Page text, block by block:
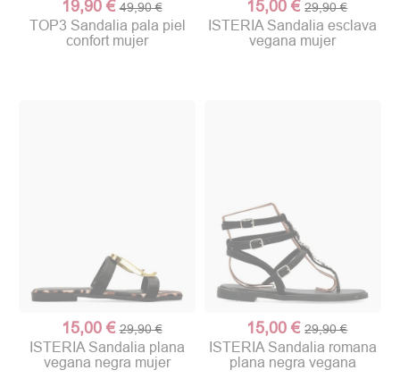
19,90 € 49,90 €
TOP3 Sandalia pala piel
confort mujer
15,00 € 29,90 €
ISTERIA Sandalia esclava
vegana mujer
15,00 € 29,90 €
ISTERIA Sandalia plana
vegana negra mujer
15,00 € 29,90 €
ISTERIA Sandalia romana
plana negra vegana